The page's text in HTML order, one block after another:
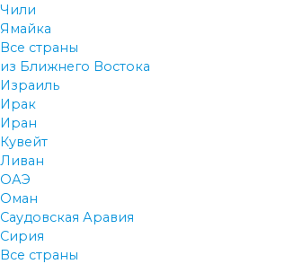
Чили
Ямайка
Все страны
из Ближнего Востока
Израиль
Ирак
Иран
Кувейт
Ливан
ОАЭ
Оман
Саудовская Аравия
Сирия
Все страны